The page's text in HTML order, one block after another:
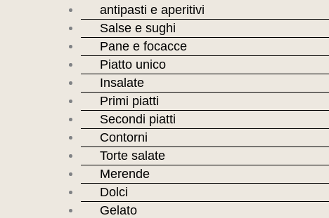
antipasti e aperitivi
Salse e sughi
Pane e focacce
Piatto unico
Insalate
Primi piatti
Secondi piatti
Contorni
Torte salate
Merende
Dolci
Gelato